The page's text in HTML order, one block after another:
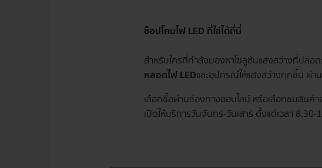
ช็อปโคมไฟ LED ที่ใช่ได้ที่นี่
สำหรับใครที่กำลังมองหาโซลูชันแสงสว่างที่ปลอ
หลอดไฟ LEDและอุปกรณ์ให้แสงสว่างทุกชิ้น ผ่า
เลือกซื้อผ่านช่องทางออนไลน์ หรือเลือกชมสินค้
เปิดให้บริการวันจันทร์-วันเสาร์ ตั้งแต่เวลา 8.30-